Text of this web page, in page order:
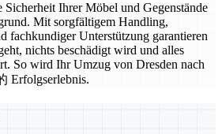
Ihrer Möbel und Gegenstände
Mit sorgfältigem Handling,
fachkundiger Unterstützung garantieren
nichts beschädigt wird und alles
So wird Ihr Umzug von Dresden nach
Erfolgserlebnis.